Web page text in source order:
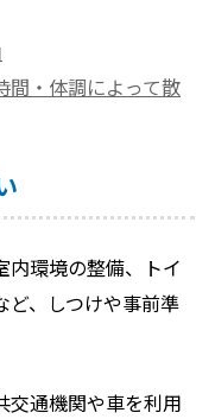
間・体調によって散
内環境の整備、トイ
ど、しつけや事前準
交通機関や車を利用